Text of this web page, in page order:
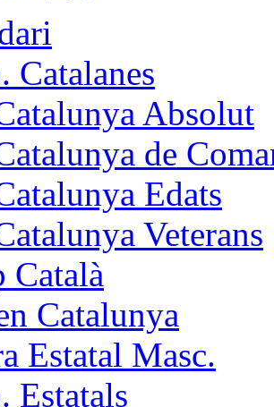
Catalanes
Absolut
de
Edats
Veterans
Català
Catalunya
Estatal Masc.
Estatals